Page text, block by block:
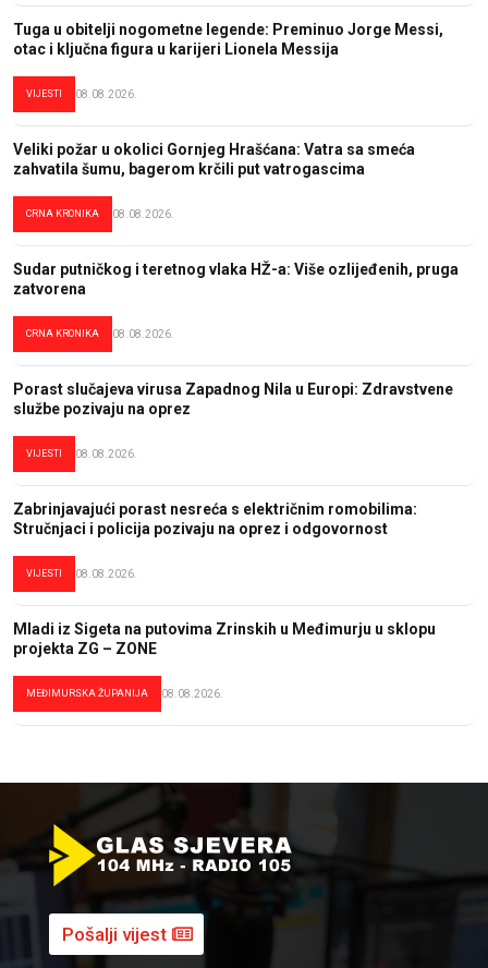
Tuga u obitelji nogometne legende: Preminuo Jorge Messi,
otac i ključna figura u karijeri Lionela Messija
VIJESTI 08.08.2026.
Veliki požar u okolici Gornjeg Hrašćana: Vatra sa smeća
zahvatila šumu, bagerom krčili put vatrogascima
CRNA KRONIKA 08.08.2026.
Sudar putničkog i teretnog vlaka HŽ-a: Više ozlijeđenih, pruga
zatvorena
CRNA KRONIKA 08.08.2026.
Porast slučajeva virusa Zapadnog Nila u Europi: Zdravstvene
službe pozivaju na oprez
VIJESTI 08.08.2026.
Zabrinjavajući porast nesreća s električnim romobilima:
Stručnjaci i policija pozivaju na oprez i odgovornost
VIJESTI 08.08.2026.
Mladi iz Sigeta na putovima Zrinskih u Međimurju u sklopu
projekta ZG – ZONE
MEĐIMURSKA ŽUPANIJA 08.08.2026.
Pošalji vijest